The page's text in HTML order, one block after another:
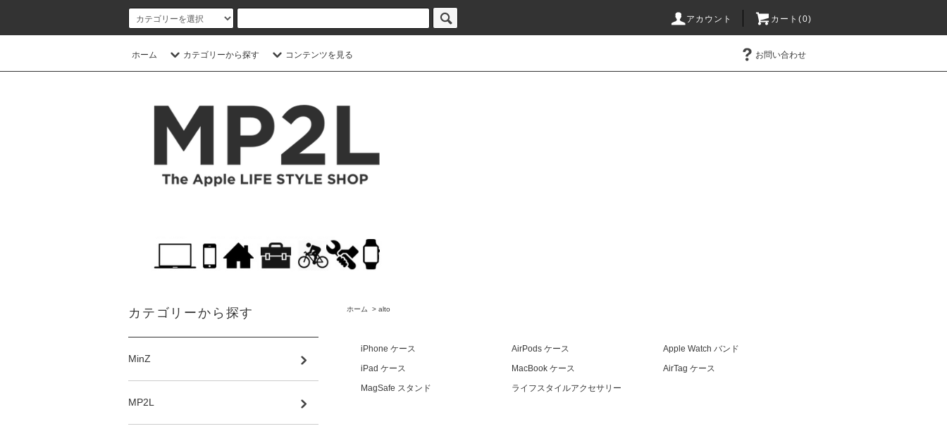
アカウント カート(0)
ホーム カテゴリーから探す コンテンツを見る お問い合わせ
ホーム > alto
iPhone ケース AirPods ケース
Apple Watch バンド
iPad ケース
MacBook ケース
AirTag ケース
MagSafe スタンド
ライフスタイルアクセサリー
カテゴリーから探す
MinZ
MP2L